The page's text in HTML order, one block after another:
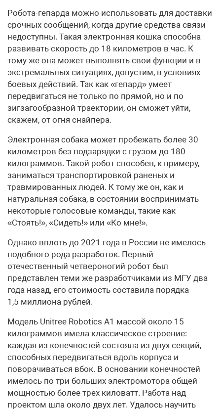
Робота-гепарда можно использовать для доставки
срочных сообщений, когда другие средства связи
недоступны. Такая электронная кошка способна
развивать скорость до 18 километров в час. К
тому же она может выполнять свои функции и в
экстремальных ситуациях, допустим, в условиях
боевых действий. Так как «гепард» умеет
передвигаться не только по прямой, но и по
зигзагообразной траектории, он сможет уйти,
скажем, от огня снайпера.
Электронная собака может пробежать более 30
километров без подзарядки с грузом до 180
килограммов. Такой робот способен, к примеру,
заниматься транспортировкой раненых и
травмированных людей. К тому же он, как и
натуральная собака, в состоянии воспринимать
некоторые голосовые команды, такие как
«Стоять!», «Сидеть!» или «Ко мне!».
Однако вплоть до 2021 года в России не имелось
подобного рода разработок. Первый
отечественный четвероногий робот был
представлен теми же разработчиками из МГУ два
года назад, его стоимость составила порядка
1,5 миллиона рублей.
Модель Unitree Robotics А1 массой около 15
килограммов имела классическое строение:
каждая из конечностей состояла из двух секций,
способных передвигаться вдоль корпуса и
поворачиваться вбок. В основании конечностей
имелось по три больших электромотора общей
мощностью более трех киловатт. Работа над
проектом шла около двух лет. Удалось научить